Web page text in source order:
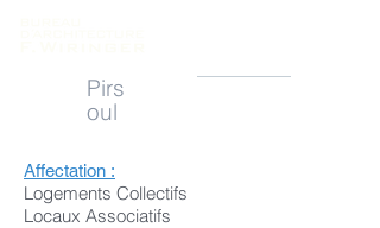
Pirs
oul
Affectation :
Logements Collectifs
Locaux Associatifs